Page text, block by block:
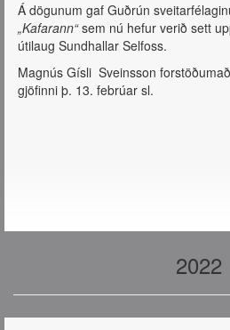
Á dögunum gaf Guðrún
„Kafarann“sem nú hefur verið sett
útilaug Sundhallar Selfoss.
Magnús Gísli Sveinsson
gjöfinni þ. 13. febrúar sl.
2022